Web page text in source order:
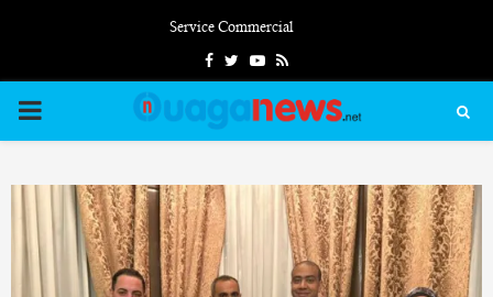
Service Commercial
FacebookTwitterYoutube
Rss
PRIMARY